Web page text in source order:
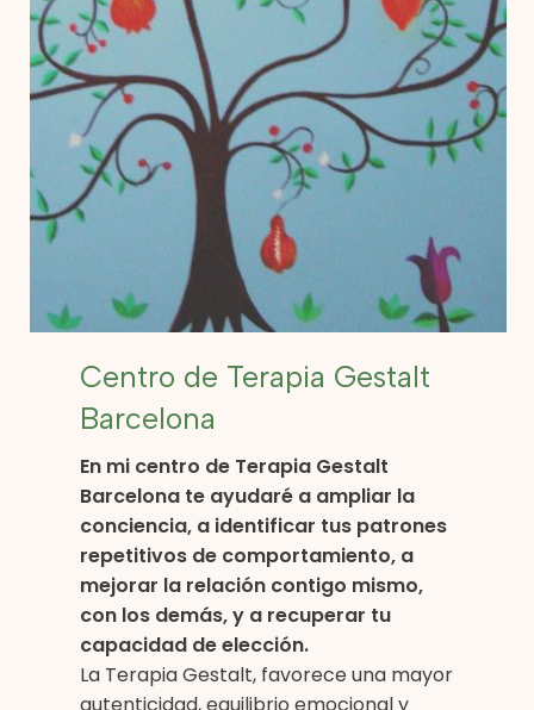
Centro de Terapia Gestalt
Barcelona
En mi centro de Terapia Gestalt
Barcelona te ayudaré a ampliar la
conciencia, a identificar tus patrones
repetitivos de comportamiento, a
mejorar la relación contigo mismo,
con los demás, y a recuperar tu
capacidad de elección.
La Terapia Gestalt, favorece una mayor
autenticidad, equilibrio emocional y